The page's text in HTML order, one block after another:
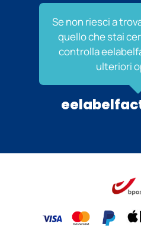
Se non riesci a
quello che stai
controlla
ulteriori